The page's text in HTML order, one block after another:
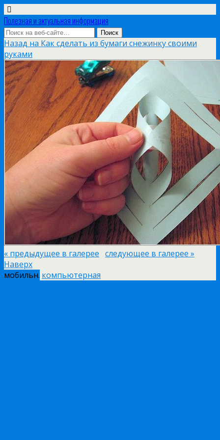
Полезная и актуальная информация
Назад на Как сделать из бумаги снежинку своими
руками
« предыдущее в галерее следующее в галерее »
Наверх
мобильн. компьютерная